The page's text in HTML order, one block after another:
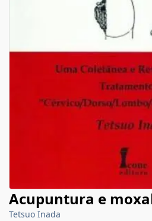
Acupuntura e
Tetsuo Inada